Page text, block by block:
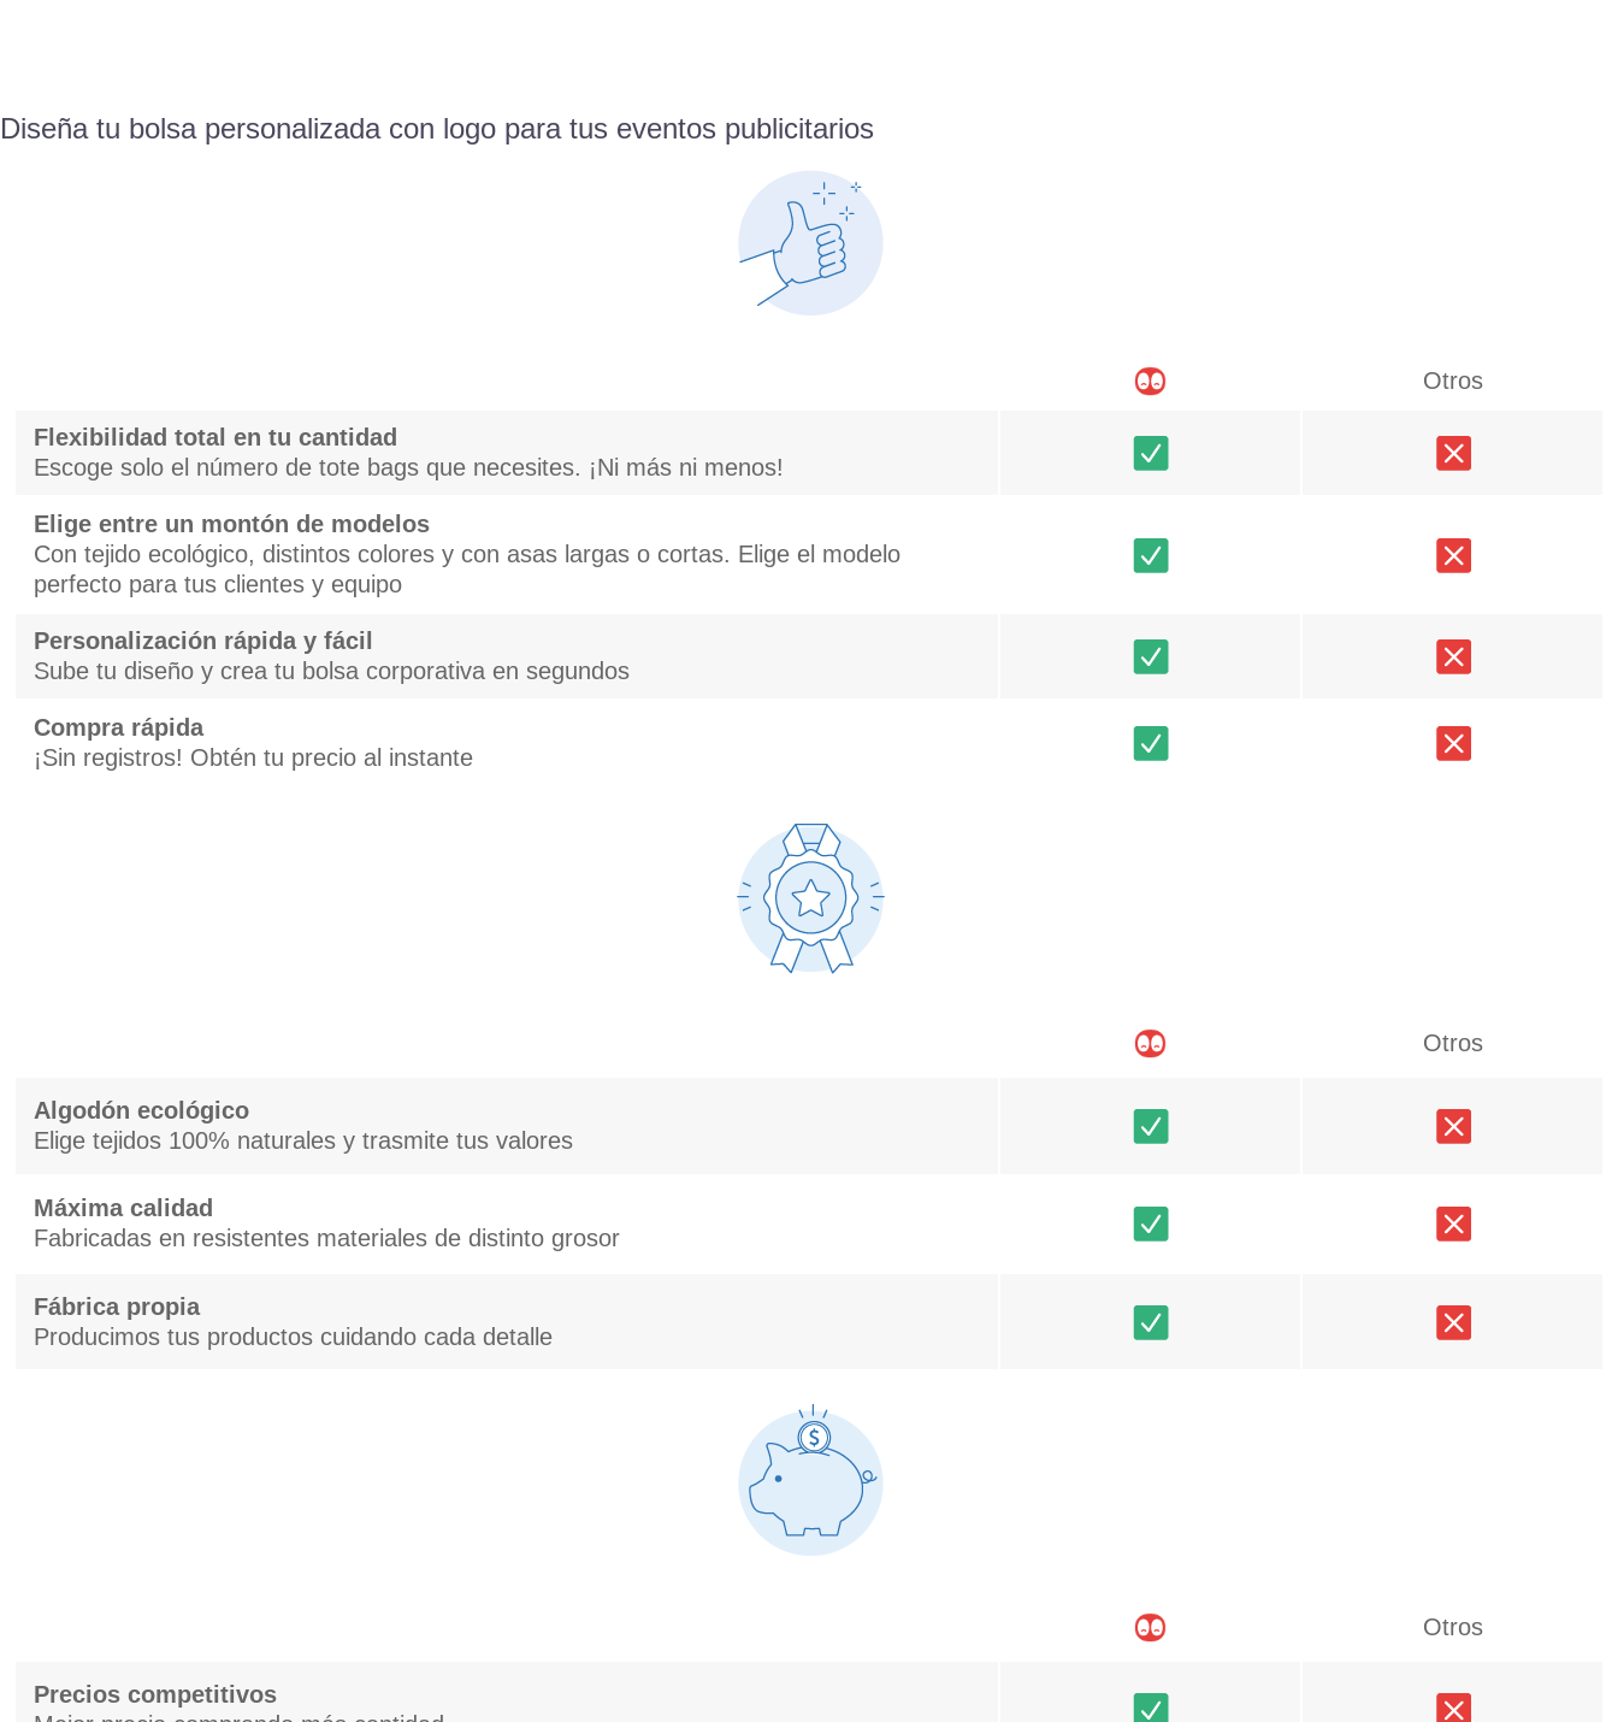
Diseña tu bolsa personalizada con logo para tus eventos publicitarios
Otros
Flexibilidad total en tu cantidad
Escoge solo el número de tote bags que necesites. ¡Ni más ni menos!
Elige entre un montón de modelos
Con tejido ecológico, distintos colores y con asas largas o cortas. Elige el modelo
perfecto para tus clientes y equipo
Personalización rápida y fácil
Sube tu diseño y crea tu bolsa corporativa en segundos
Compra rápida
¡Sin registros! Obtén tu precio al instante
Otros
Algodón ecológico
Elige tejidos 100% naturales y trasmite tus valores
Máxima calidad
Fabricadas en resistentes materiales de distinto grosor
Fábrica propia
Producimos tus productos cuidando cada detalle
Otros
Precios competitivos